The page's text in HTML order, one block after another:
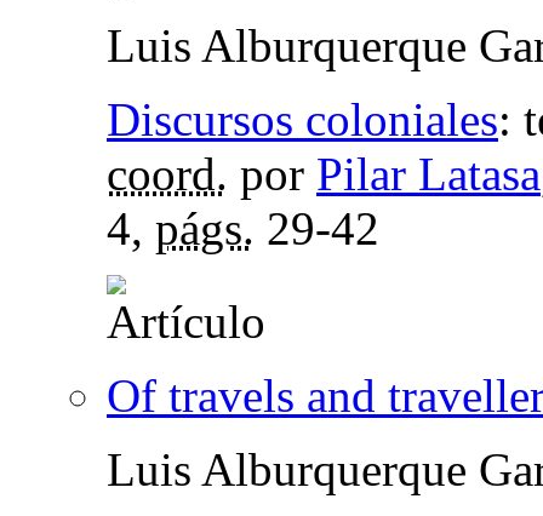
Luis Alburquerque
Discursos coloniales:
coord. por Pilar Latasa
4, págs. 29-42
Of travels and
Luis Alburquerque